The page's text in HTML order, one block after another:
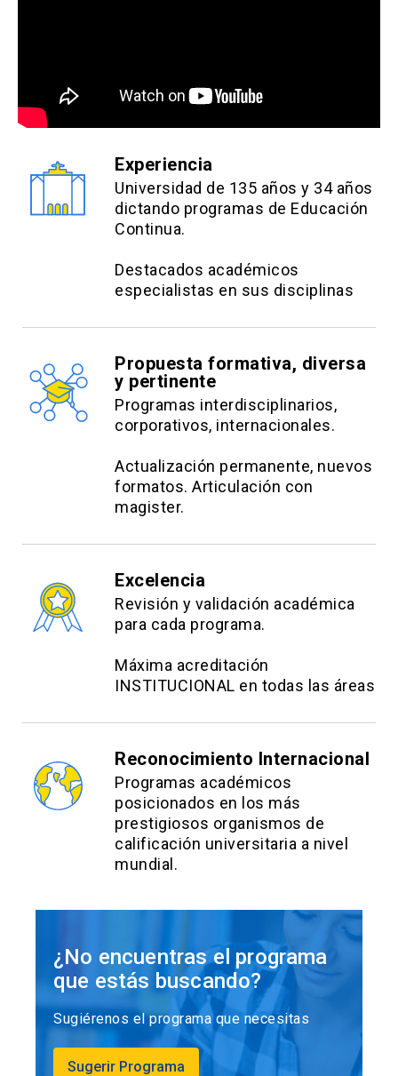
Experiencia
Universidad de 135 años y 34 años
dictando programas de Educación
Continua.
Destacados académicos
especialistas en sus disciplinas
Propuesta formativa, diversa
y pertinente
Programas interdisciplinarios,
corporativos, internacionales.
Actualización permanente, nuevos
formatos. Articulación con
magister.
Excelencia
Revisión y validación académica
para cada programa.
Máxima acreditación
INSTITUCIONAL en todas las áreas
Reconocimiento Internacional
Programas académicos
posicionados en los más
prestigiosos organismos de
calificación universitaria a nivel
mundial.
¿No encuentras el programa
que estás buscando?
Sugiérenos el programa que necesitas
Sugerir Programa